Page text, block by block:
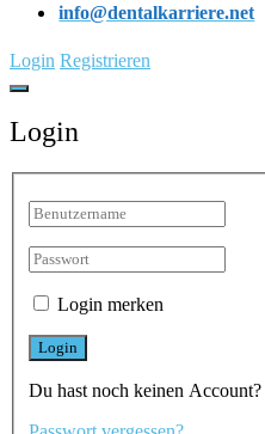
info@dentalkarriere.net
Login Registrieren
Login
Login merken
Du hast noch keinen Account?